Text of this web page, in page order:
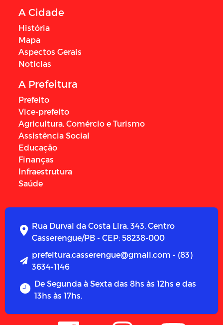
A Cidade
História
Mapa
Aspectos Gerais
Notícias
A Prefeitura
Prefeito
Vice-prefeito
Agricultura, Comércio e Turismo
Assistência Social
Educação
Finanças
Infraestrutura
Saúde
Rua Durval da Costa Lira, 343, Centro
Casserengue/PB - CEP: 58238-000
prefeitura.casserengue@gmail.com - (83)
3634-1146
De Segunda à Sexta das 8hs às 12hs e das
13hs às 17hs.